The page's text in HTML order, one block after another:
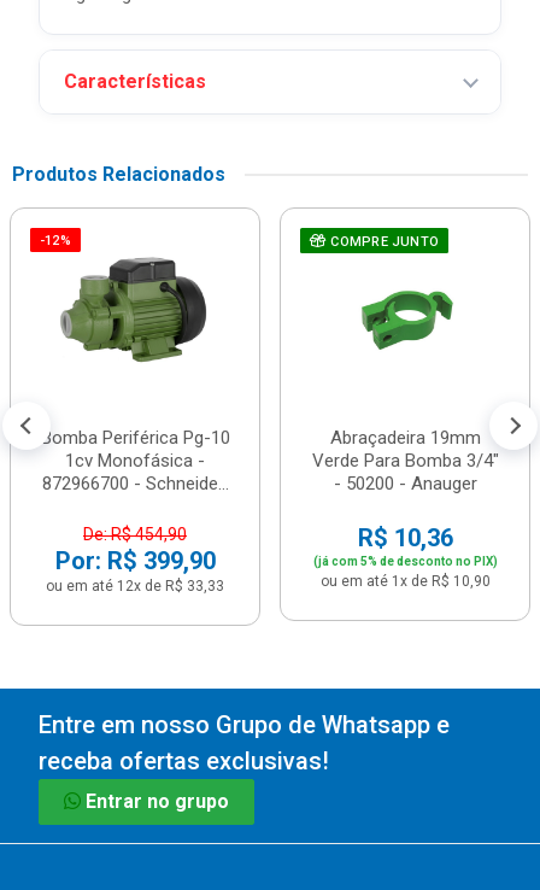
Características
Produtos Relacionados
-12%
Bomba Periférica Pg-10
1cv Monofásica -
872966700 - Schneide...
De: R$ 454,90
Por: R$ 399,90
ou em até 12x de R$ 33,33
COMPRE JUNTO
Abraçadeira 19mm
Verde Para Bomba 3/4"
- 50200 - Anauger
R$ 10,36
(já com 5% de desconto no PIX)
ou em até 1x de R$ 10,90
Entre em nosso Grupo de Whatsapp e
receba ofertas exclusivas!
Entrar no grupo